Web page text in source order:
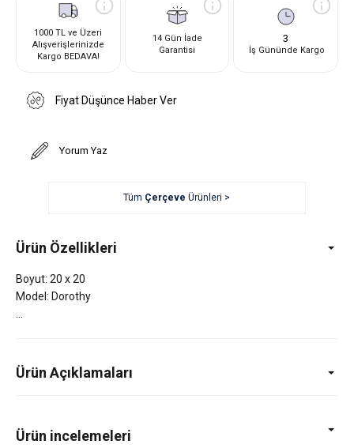
1000 TL ve Üzeri
Alışverişlerinizde
Kargo BEDAVA!
14 Gün İade
Garantisi
3
İş Gününde Kargo
Fiyat Düşünce Haber Ver
Yorum Yaz
Tüm Çerçeve Ürünleri >
Ürün Özellikleri
Boyut: 20 x 20
Model: Dorothy
Ürün Açıklamaları